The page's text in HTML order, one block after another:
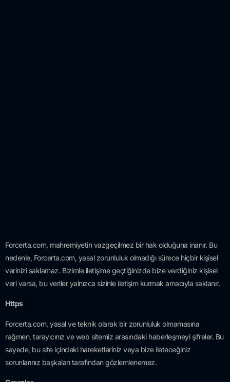
Forcerta.com, mahremiyetin vazgeçilmez bir hak olduğuna inanır. Bu
nedenle, Forcerta.com, yasal zorunluluk olmadığı sürece hiçbir kişisel
verinizi saklamaz. Bizimle iletişime geçtiğinizde bize verdiğiniz kişisel
veri varsa, bu veriler yalnızca sizinle iletişim kurmak amacıyla saklanır.
Https
Forcerta.com, yasal ve teknik olarak bir zorunluluk olmamasına
rağmen, tarayıcınız ve web sitemiz arasındaki haberleşmeyi şifreler. Bu
sayede, bu site içindeki hareketleriniz veya bize ileteceğiniz
sorunlarınız başkaları tarafından gözlemlenemez.